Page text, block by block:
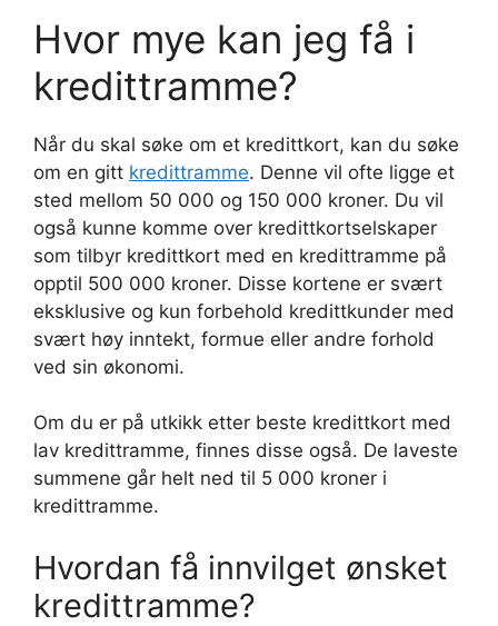
Hvor mye kan jeg få i
kredittramme?
Når du skal søke om et kredittkort, kan du søke
om en gitt kredittramme. Denne vil ofte ligge et
sted mellom 50 000 og 150 000 kroner. Du vil
også kunne komme over kredittkortselskaper
som tilbyr kredittkort med en kredittramme på
opptil 500 000 kroner. Disse kortene er svært
eksklusive og kun forbehold kredittkunder med
svært høy inntekt, formue eller andre forhold
ved sin økonomi.
Om du er på utkikk etter beste kredittkort med
lav kredittramme, finnes disse også. De laveste
summene går helt ned til 5 000 kroner i
kredittramme.
Hvordan få innvilget ønsket
kredittramme?